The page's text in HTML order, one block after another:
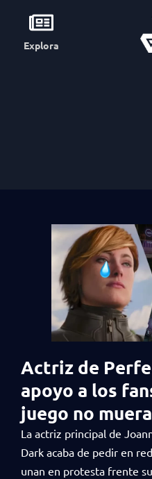
Explora
Actriz de
apoyo a los
juego no muera
La actriz principal de
Dark acaba de pedir en
unan en protesta frente